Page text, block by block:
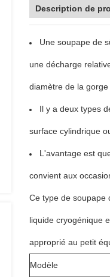
Description de
Une soupape de
une décharge
diamètre de la gorge
Il y a deux types
surface cylindrique
L'avantage est
convient aux
Ce type de soupape
liquide cryogénique
approprié au petit
Modèle